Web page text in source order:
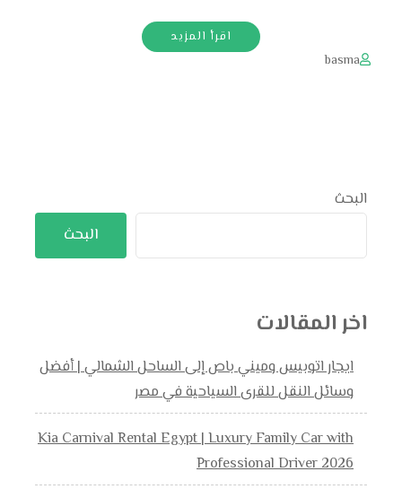
اقرأ المزيد
basma
البحث
البحث
اخر المقالات
ايجار اتوبيس وميني باص إلى الساحل الشمالي | أفضل
وسائل النقل للقرى السياحية في مصر
Kia Carnival Rental Egypt | Luxury Family Car with
Professional Driver 2026